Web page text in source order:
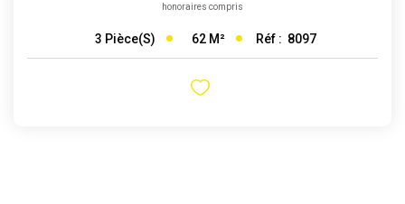
honoraires compris
3 Pièce(s) 62 M² Réf : 8097